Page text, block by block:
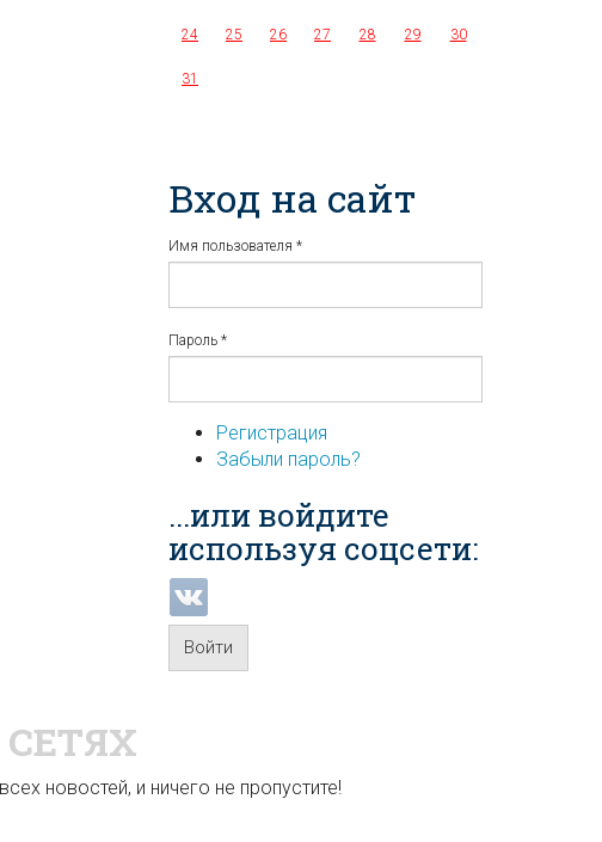
24 25 26 27 28 29 30
31
Вход на сайт
Имя пользователя *
Пароль *
Регистрация
Забыли пароль?
...или войдите
используя соцсети:
Войти
новостей, и ничего не пропустите!